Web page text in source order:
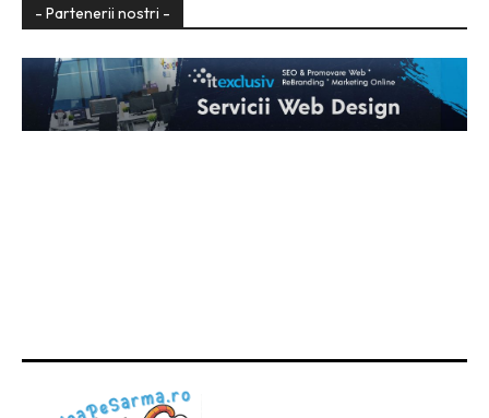
- Partenerii nostri -